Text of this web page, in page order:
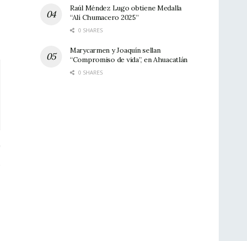
Raúl Méndez Lugo obtiene Medalla
“Alí Chumacero 2025”
0 SHARES
Marycarmen y Joaquín sellan
“Compromiso de vida”, en Ahuacatlán
0 SHARES